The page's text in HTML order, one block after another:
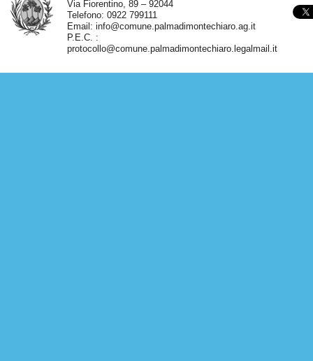
Via Fiorentino, 89 – 92044
Telefono: 0922 799111
Email: info@comune.palmadimontechiaro.ag.it
P.E.C. :
protocollo@comune.palmadimontechiaro.legalmail.it